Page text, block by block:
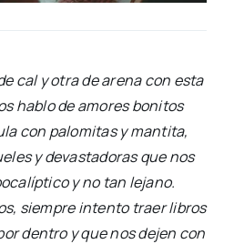
cal y otra de are­na con esta
hablo de amo­res boni­tos
con palo­mi­tas y man­ti­ta,
y devas­ta­do­ras que nos
y no tan lejano.
siem­pre inten­to traer libros
den­tro y que nos dejen con